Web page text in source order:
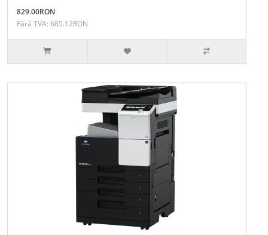
829.00RON
Fără TVA: 685.12RON